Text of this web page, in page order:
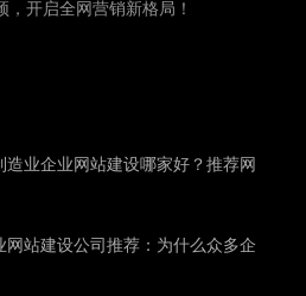
开启全网营销新格局！
造业企业网站建设哪家好？推荐网
网站建设公司推荐：为什么众多企